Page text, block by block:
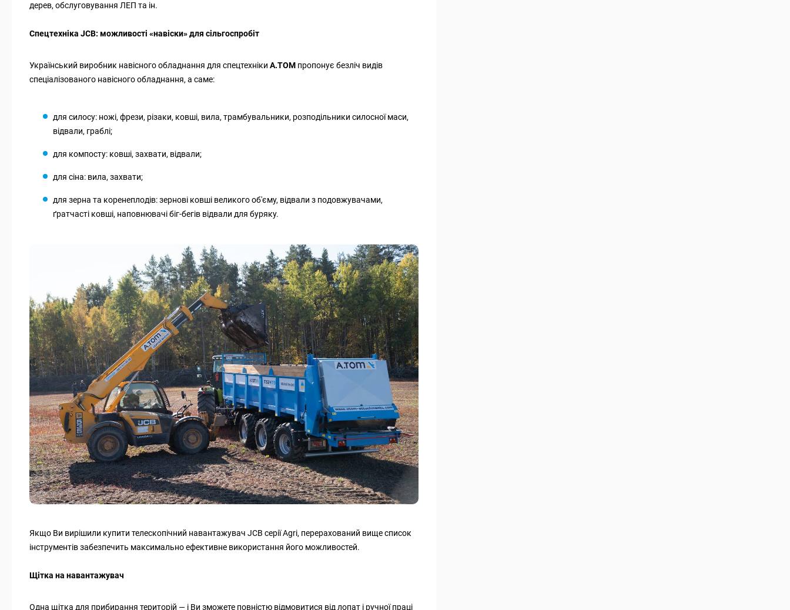
дерев, обслуговування ЛЕП та ін.
Спецтехніка JCB: можливості «навіски» для сільгоспробіт
Український виробник навісного обладнання для спецтехніки А.ТОМ пропонує безліч видів
спеціалізованого навісного обладнання, а саме:
для силосу: ножі, фрези, різаки, ковші, вила, трамбувальники, розподільники силосної маси,
відвали, граблі;
для компосту: ковші, захвати, відвали;
для сіна: вила, захвати;
для зерна та коренеплодів: зернові ковші великого об'єму, відвали з подовжувачами,
ґратчасті ковші, наповнювачі біг-бегів відвали для буряку.
Якщо Ви вирішили купити телескопічний навантажувач JCB серії Agri, перерахований вище список
інструментів забезпечить максимально ефективне використання його можливостей.
Щітка на навантажувач
Одна щітка для прибирання територій — і Ви зможете повністю відмовитися від лопат і ручної праці